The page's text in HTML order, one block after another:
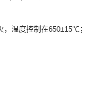
温度控制在650±15℃；